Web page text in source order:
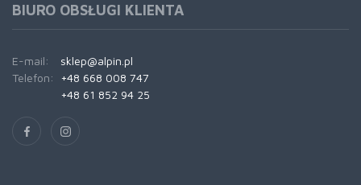
BIURO OBSŁUGI KLIENTA
E-mail:
sklep@alpin.pl
Telefon:
+48 668 008 747
+48 61 852 94 25